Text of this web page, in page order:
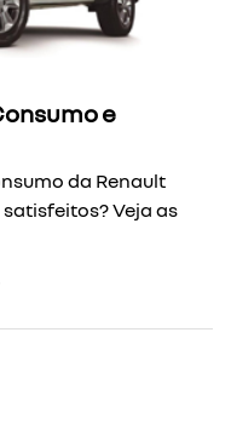
e
da Renault
Veja as